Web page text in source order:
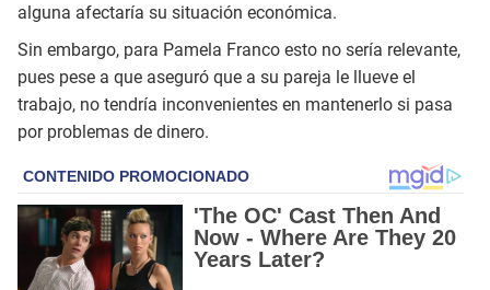
alguna afectaría su situación económica.
Sin embargo, para Pamela Franco esto no sería relevante,
pues pese a que aseguró que a su pareja le llueve el
trabajo, no tendría inconvenientes en mantenerlo si pasa
por problemas de dinero.